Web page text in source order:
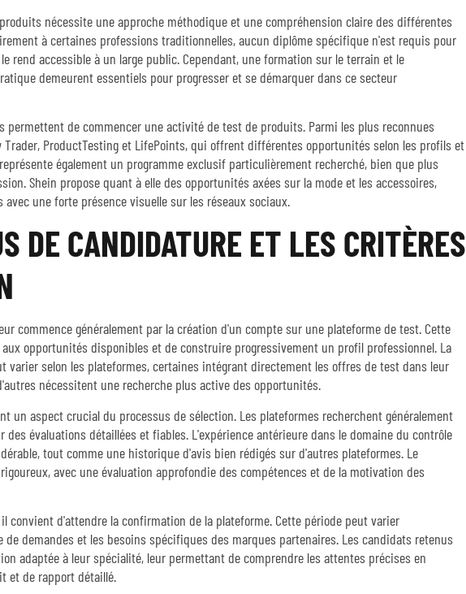
nécessite une approche méthodique et une compréhension claire des différentes
à certaines professions traditionnelles, aucun diplôme spécifique n'est requis pour
rend accessible à un large public. Cependant, une formation sur le terrain et le
demeurent essentiels pour progresser et se démarquer dans ce secteur
permettent de commencer une activité de test de produits. Parmi les plus reconnues
Trader, ProductTesting et LifePoints, qui offrent différentes opportunités selon les profils et
également un programme exclusif particulièrement recherché, bien que plus
Shein propose quant à elle des opportunités axées sur la mode et les accessoires,
une forte présence visuelle sur les réseaux sociaux.
DE CANDIDATURE ET LES CRITÈRES
commence généralement par la création d'un compte sur une plateforme de test. Cette
opportunités disponibles et de construire progressivement un profil professionnel. La
varier selon les plateformes, certaines intégrant directement les offres de test dans leur
nécessitent une recherche plus active des opportunités.
un aspect crucial du processus de sélection. Les plateformes recherchent généralement
évaluations détaillées et fiables. L'expérience antérieure dans le domaine du contrôle
tout comme une historique d'avis bien rédigés sur d'autres plateformes. Le
avec une évaluation approfondie des compétences et de la motivation des
convient d'attendre la confirmation de la plateforme. Cette période peut varier
de demandes et les besoins spécifiques des marques partenaires. Les candidats retenus
adaptée à leur spécialité, leur permettant de comprendre les attentes précises en
et de rapport détaillé.